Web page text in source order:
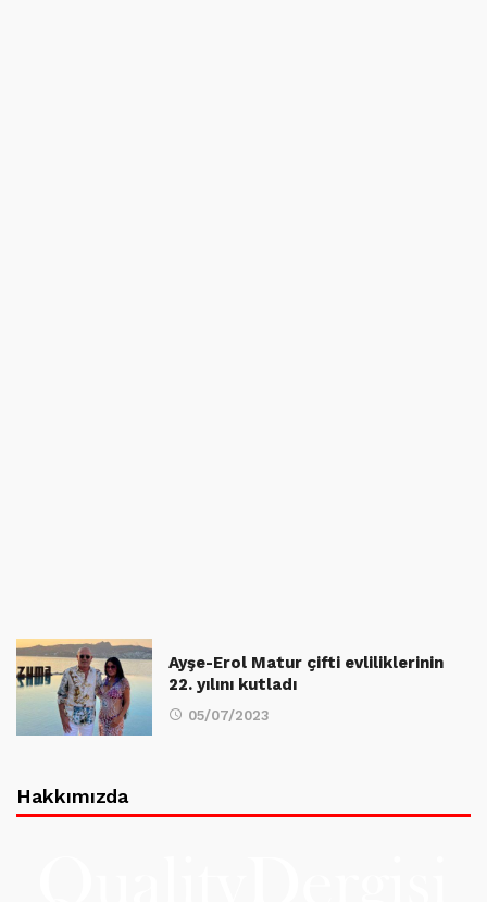
Ayşe-Erol Matur çifti evliliklerinin
22. yılını kutladı
05/07/2023
Hakkımızda